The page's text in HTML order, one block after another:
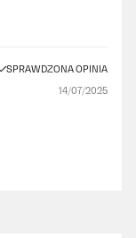
SPRAWDZONA OPINIA
14/07/2025